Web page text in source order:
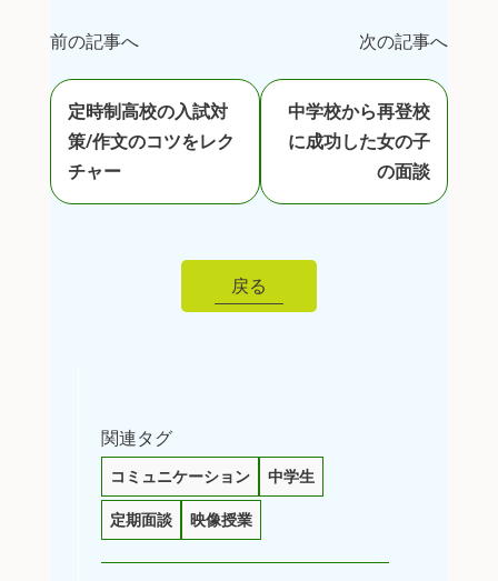
前の記事へ
定時制高校の入試対
策/作文のコツをレク
チャー
次の記事へ
中学校から再登校
に成功した女の子
の面談
戻る
関連タグ
コミュニケーション 中学生
定期面談 映像授業